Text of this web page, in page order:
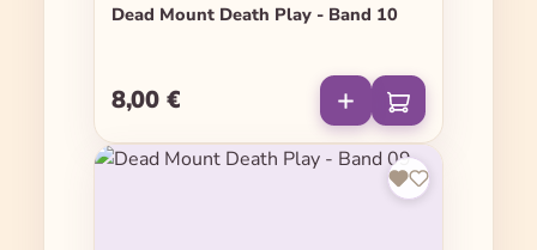
Dead Mount Death Play - Band 10
Regulärer Preis:
8,00 €